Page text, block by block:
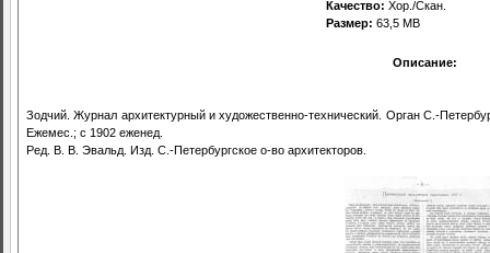
Качество: Хор./Скан.
Размер: 63,5 MB
Описание:
Зодчий. Журнал архитектурный и художественно-технический. Орган С.-
Ежемес.; с 1902 еженед.
Ред. В. В. Эвальд. Изд. С.-Петербургское о-во архитекторов.